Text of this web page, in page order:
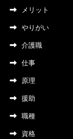
メリット
やりがい
介護職
仕事
原理
援助
職種
資格